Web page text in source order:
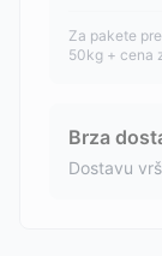
Za pakete
50kg + cena
Brza
Dostavu